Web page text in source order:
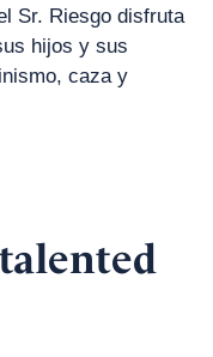
Sr. Riesgo disfruta
hijos y sus
caza y
talented